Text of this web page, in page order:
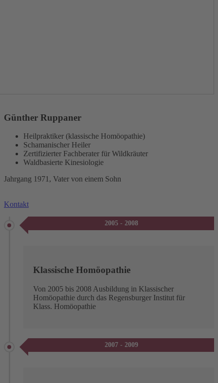
Günther Ruppaner
Heilpraktiker (klassische Homöopathie)
Schamanischer Heiler
Zertifizierter Fachberater für Wildkräuter
Waldbasierte Kinesiologie
Jahrgang 1971, Vater von einem Sohn
Kontakt
2005 - 2008
Klassische Homöopathie
Von 2005 bis 2008 Ausbildung in Klassischer
Homöopathie durch das Regensburger Institut für
Klass. Homöopathie
2007 - 2009